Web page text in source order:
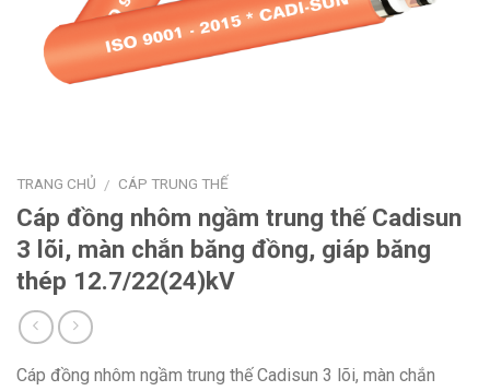
TRANG CHỦ / CÁP TRUNG THẾ
Cáp đồng nhôm ngầm trung thế Cadisun
3 lõi, màn chắn băng đồng, giáp băng
thép 12.7/22(24)kV
Cáp đồng nhôm ngầm trung thế Cadisun 3 lõi, màn chắn